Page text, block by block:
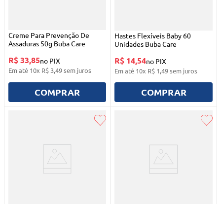
Creme Para Prevenção De
Assaduras 50g Buba Care
R$ 33,85no PIX
Em até 10x R$ 3,49sem juros
COMPRAR
Hastes Flexíveis Baby 60
Unidades Buba Care
R$ 14,54no PIX
Em até 10x R$ 1,49sem juros
COMPRAR